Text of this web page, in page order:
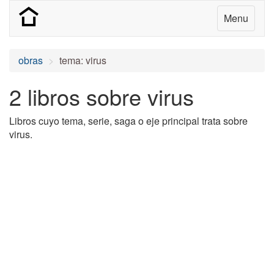
Menu
obras tema: virus
2 libros sobre virus
Libros cuyo tema, serie, saga o eje principal trata sobre
virus.